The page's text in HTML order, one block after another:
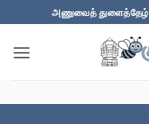
to
content
அணுவைத் துளைத்தேழ்